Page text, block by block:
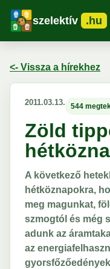
szelektív .hu
<- Vissza a hírekhez
2011.03.13. 544
Zöld
A következő
hétköznapokra,
meg magunkat,
szmogtól és még
adunk az
az